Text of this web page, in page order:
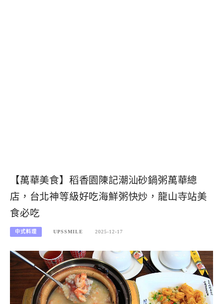
【萬華美食】稻香園陳記潮汕砂鍋粥萬華總
店，台北神等級好吃海鮮粥快炒，龍山寺站美
食必吃
中式料理 UPSSMILE 2025-12-17